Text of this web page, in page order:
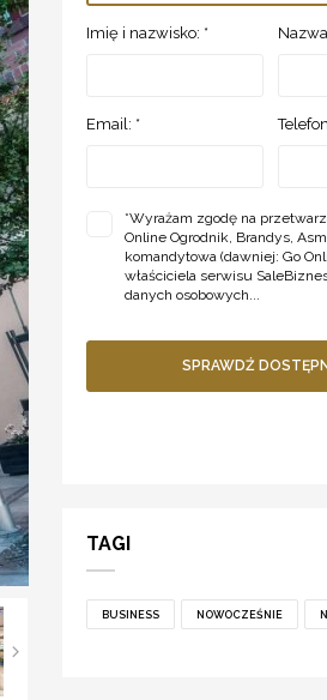
Imię i nazwisko: *
Email: *
*Wyrażam zgodę na
Online Ogrodnik, Brandys,
komandytowa (dawniej: Go
właściciela serwisu
danych osobowych...
SPRAWDŹ
TAGI
BUSINESS NOWOCZEŚNIE